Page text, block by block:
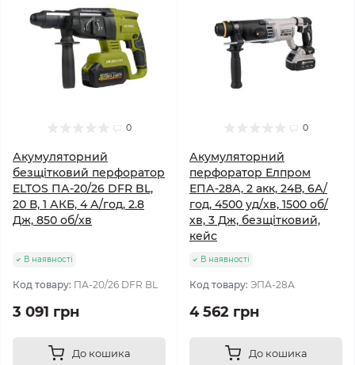
0
Акумуляторний
безщітковий перфоратор
ELTOS ПА-20/26 DFR BL,
20 В, 1 АКБ, 4 А/год, 2.8
Дж, 850 об/хв
В наявності
Код товару: ПА-20/26 DFR BL
3 091 грн
До кошика
0
Акумуляторний
перфоратор Елпром
ЕПА-28А, 2 акк, 24В, 6А/
год, 4500 уд/хв, 1500 об/
хв, 3 Дж, безщітковий,
кейс
В наявності
Код товару: ЭПА-28А
4 562 грн
До кошика